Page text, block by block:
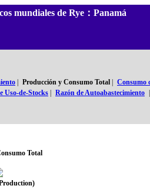
mundiales de Rye：Panamá
Producción y Consumo Total Consumo
Uso-de-Stocks
Razón de Autoabastecimiento
Total